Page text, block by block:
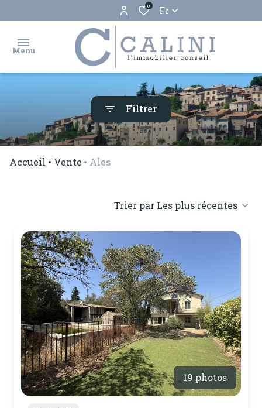
0 Fr
Menu
ventes
gestion
notre
agence
contactez-
nous
Filtrer
Accueil Vente Ales
Trier par Les plus récentes
19 photos